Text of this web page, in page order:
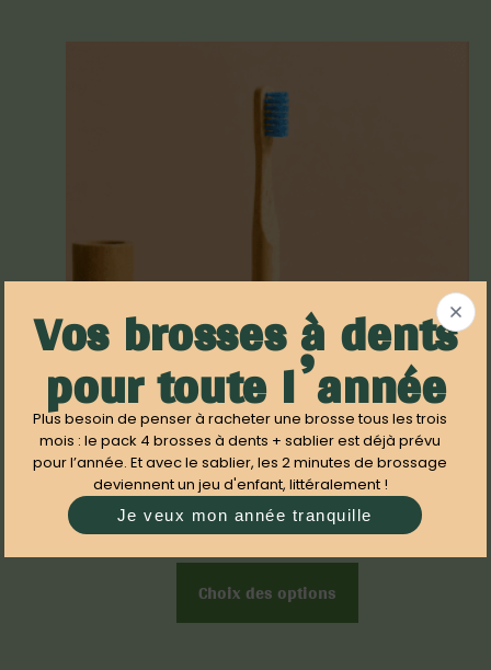
Brosse à dents en bambou (2-6 ans)
3.50€
Choix des options
Vos brosses à dents
pour toute l’année
Plus besoin de penser à racheter une brosse tous les trois
mois : le pack 4 brosses à dents + sablier est déjà prévu
pour l’année. Et avec le sablier, les 2 minutes de brossage
deviennent un jeu d'enfant, littéralement !
Je veux mon année tranquille